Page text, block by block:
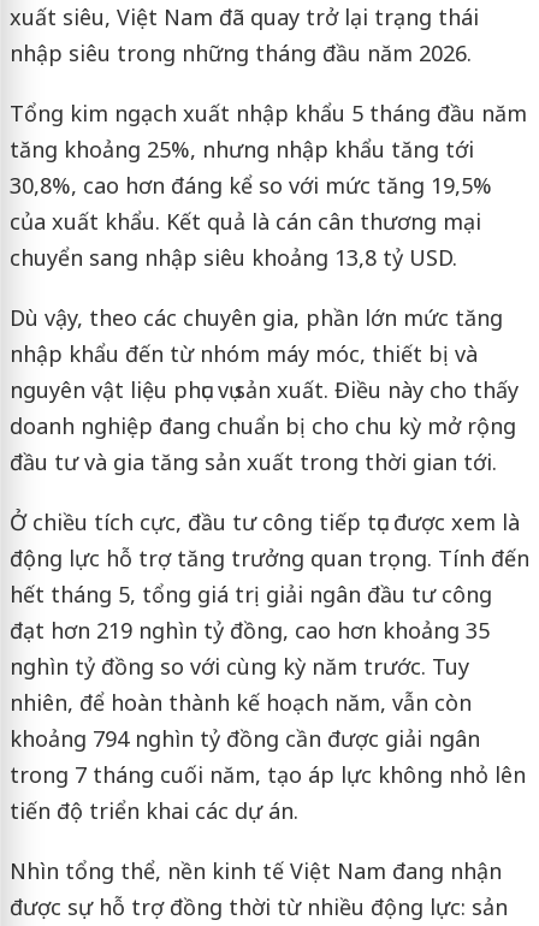
xuất siêu, Việt Nam đã quay trở lại trạng thái
nhập siêu trong những tháng đầu năm 2026.
Tổng kim ngạch xuất nhập khẩu 5 tháng đầu năm
tăng khoảng 25%, nhưng nhập khẩu tăng tới
30,8%, cao hơn đáng kể so với mức tăng 19,5%
của xuất khẩu. Kết quả là cán cân thương mại
chuyển sang nhập siêu khoảng 13,8 tỷ USD.
Dù vậy, theo các chuyên gia, phần lớn mức tăng
nhập khẩu đến từ nhóm máy móc, thiết bị và
nguyên vật liệu phục vụ sản xuất. Điều này cho thấy
doanh nghiệp đang chuẩn bị cho chu kỳ mở rộng
đầu tư và gia tăng sản xuất trong thời gian tới.
Ở chiều tích cực, đầu tư công tiếp tục được xem là
động lực hỗ trợ tăng trưởng quan trọng. Tính đến
hết tháng 5, tổng giá trị giải ngân đầu tư công
đạt hơn 219 nghìn tỷ đồng, cao hơn khoảng 35
nghìn tỷ đồng so với cùng kỳ năm trước. Tuy
nhiên, để hoàn thành kế hoạch năm, vẫn còn
khoảng 794 nghìn tỷ đồng cần được giải ngân
trong 7 tháng cuối năm, tạo áp lực không nhỏ lên
tiến độ triển khai các dự án.
Nhìn tổng thể, nền kinh tế Việt Nam đang nhận
được sự hỗ trợ đồng thời từ nhiều động lực: sản